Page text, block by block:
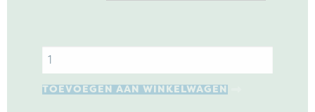
info@kaasboerderijweenink.nl
Boerenmetworst
aantal
TOEVOEGEN AAN WINKELWAGEN